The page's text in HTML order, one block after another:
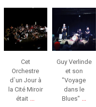
Fév 5
Cet
Orchestre
d`un Jour à
la Cité Miroir
était ...
jeunessesmusical
Fév 1
Guy Verlinde
et son
"Voyage
dans le
Blues" ...